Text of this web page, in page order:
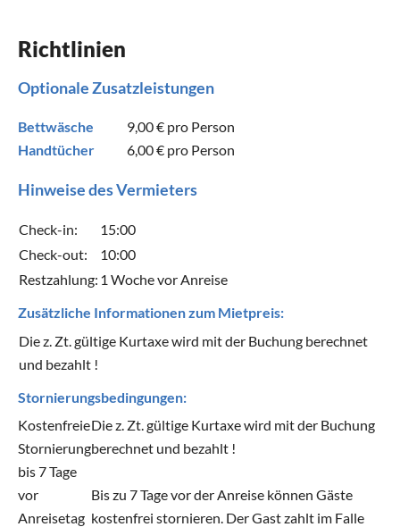
Richtlinien
Optionale Zusatzleistungen
Bettwäsche 9,00 € pro Person
Handtücher
6,00 € pro Person
Hinweise des Vermieters
Check-in:
15:00
Check-out:
10:00
Restzahlung: 1 Woche vor Anreise
Zusätzliche Informationen zum Mietpreis:
Die z. Zt. gültige Kurtaxe wird mit der Buchung berechnet
und bezahlt !
Stornierungsbedingungen:
Kostenfreie
Stornierung
bis 7 Tage
vor
Anreisetag
Die z. Zt. gültige Kurtaxe wird mit der Buchung
berechnet und bezahlt !
Bis zu 7 Tage vor der Anreise können Gäste
kostenfrei stornieren. Der Gast zahlt im Falle